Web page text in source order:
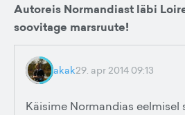
Autoreis Normandiast läbi
soovitage marsruute!
akak29. apr 2014 09:13
Käisime Normandias eelmisel